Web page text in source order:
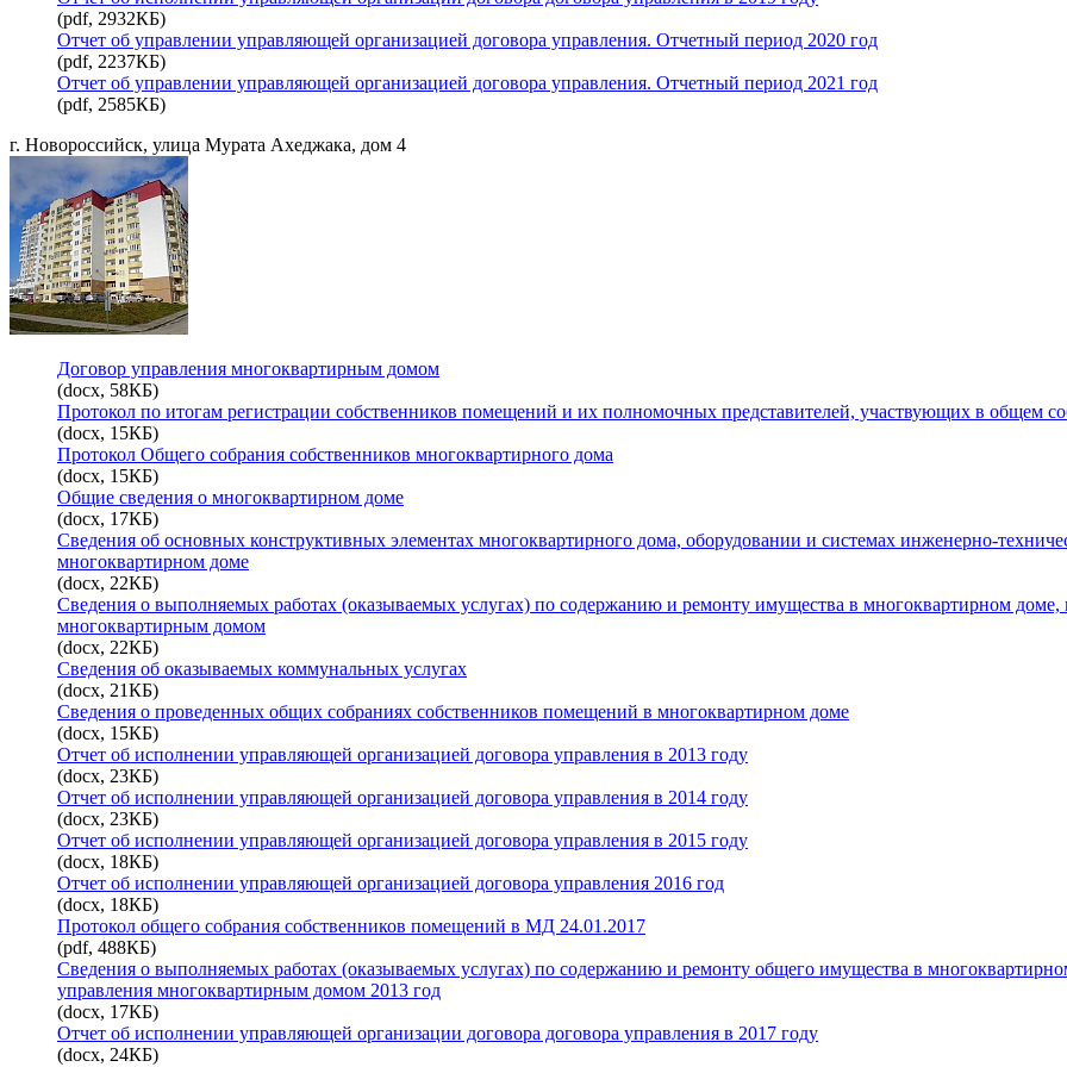
(pdf, 2932КБ)
Отчет об управлении управляющей организацией договора управления. Отчетный период 2020 год
(pdf, 2237КБ)
Отчет об управлении управляющей организацией договора управления. Отчетный период 2021 год
(pdf, 2585КБ)
г. Новороссийск, улица Мурата Ахеджака, дом 4
Договор управления многоквартирным домом
(docx, 58КБ)
Протокол по итогам регистрации собственников помещений и их полномочных представителей, участвующих в общем
(docx, 15КБ)
Протокол Общего собрания собственников многоквартирного дома
(docx, 15КБ)
Общие сведения о многоквартирном доме
(docx, 17КБ)
Сведения об основных конструктивных элементах многоквартирного дома, оборудовании и системах инженерно-
многоквартирном доме
(docx, 22КБ)
Сведения о выполняемых работах (оказываемых услугах) по содержанию и ремонту имущества в многоквартирном
многоквартирным домом
(docx, 22КБ)
Сведения об оказываемых коммунальных услугах
(docx, 21КБ)
Сведения о проведенных общих собраниях собственников помещений в многоквартирном доме
(docx, 15КБ)
Отчет об исполнении управляющей организацией договора управления в 2013 году
(docx, 23КБ)
Отчет об исполнении управляющей организацией договора управления в 2014 году
(docx, 23КБ)
Отчет об исполнении управляющей организацией договора управления в 2015 году
(docx, 18КБ)
Отчет об исполнении управляющей организацией договора управления 2016 год
(docx, 18КБ)
Протокол общего собрания собственников помещений в МД 24.01.2017
(pdf, 488КБ)
Сведения о выполняемых работах (оказываемых услугах) по содержанию и ремонту общего имущества в
управления многоквартирным домом 2013 год
(docx, 17КБ)
Отчет об исполнении управляющей организации договора договора управления в 2017 году
(docx, 24КБ)